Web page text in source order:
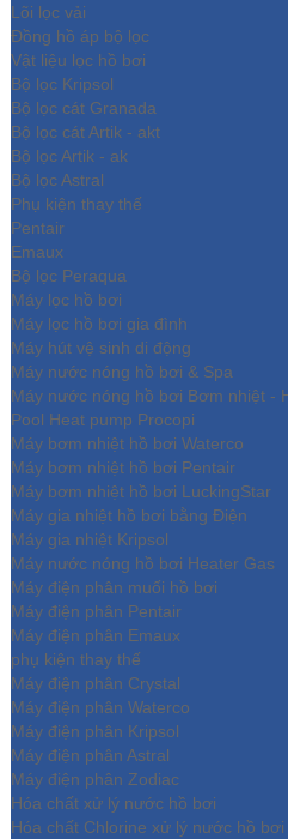
Lõi lọc vải
Đồng hồ áp bộ lọc
Vật liệu lọc hồ bơi
Bộ lọc Kripsol
Bộ lọc cát Granada
Bộ lọc cát Artik - akt
Bộ lọc Artik - ak
Bộ lọc Astral
Phụ kiện thay thế
Pentair
Emaux
Bộ lọc Peraqua
Máy lọc hồ bơi
Máy lọc hồ bơi gia đình
Máy hút vệ sinh di động
Máy nước nóng hồ bơi & Spa
Máy nước nóng hồ bơi Bơm nhiệt -
Pool Heat pump Procopi
Máy bơm nhiệt hồ bơi Waterco
Máy bơm nhiệt hồ bơi Pentair
Máy bơm nhiệt hồ bơi LuckingStar
Máy gia nhiệt hồ bơi bằng Điện
Máy gia nhiệt Kripsol
Máy nước nóng hồ bơi Heater Gas
Máy điện phân muối hồ bơi
Máy điện phân Pentair
Máy điện phân Emaux
phụ kiện thay thế
Máy điện phân Crystal
Máy điện phân Waterco
Máy điện phân Kripsol
Máy điện phân Astral
Máy điện phân Zodiac
Hóa chất xử lý nước hồ bơi
Hóa chất Chlorine xử lý nước hồ bơi